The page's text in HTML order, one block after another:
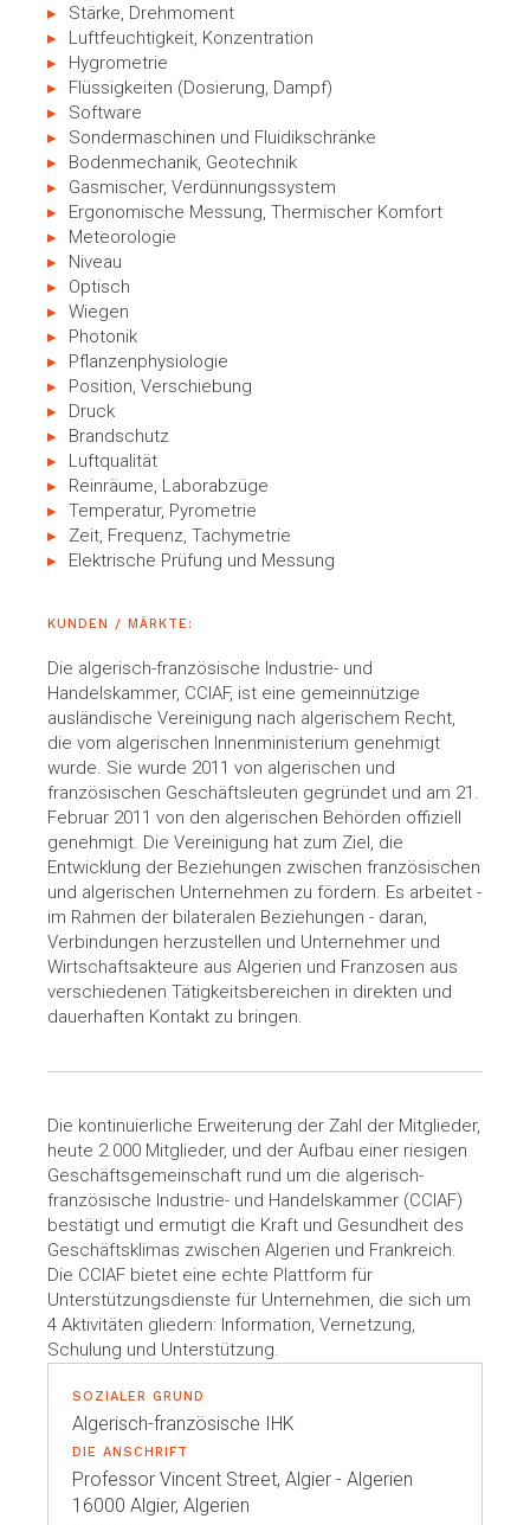
Stärke, Drehmoment
Luftfeuchtigkeit, Konzentration
Hygrometrie
Flüssigkeiten (Dosierung, Dampf)
Software
Sondermaschinen und Fluidikschränke
Bodenmechanik, Geotechnik
Gasmischer, Verdünnungssystem
Ergonomische Messung, Thermischer Komfort
Meteorologie
Niveau
Optisch
Wiegen
Photonik
Pflanzenphysiologie
Position, Verschiebung
Druck
Brandschutz
Luftqualität
Reinräume, Laborabzüge
Temperatur, Pyrometrie
Zeit, Frequenz, Tachymetrie
Elektrische Prüfung und Messung
KUNDEN / MÄRKTE:
Die algerisch-französische Industrie- und
Handelskammer, CCIAF, ist eine gemeinnützige
ausländische Vereinigung nach algerischem Recht,
die vom algerischen Innenministerium genehmigt
wurde. Sie wurde 2011 von algerischen und
französischen Geschäftsleuten gegründet und am 21.
Februar 2011 von den algerischen Behörden offiziell
genehmigt. Die Vereinigung hat zum Ziel, die
Entwicklung der Beziehungen zwischen französischen
und algerischen Unternehmen zu fördern. Es arbeitet -
im Rahmen der bilateralen Beziehungen - daran,
Verbindungen herzustellen und Unternehmer und
Wirtschaftsakteure aus Algerien und Franzosen aus
verschiedenen Tätigkeitsbereichen in direkten und
dauerhaften Kontakt zu bringen.
Die kontinuierliche Erweiterung der Zahl der Mitglieder,
heute 2.000 Mitglieder, und der Aufbau einer riesigen
Geschäftsgemeinschaft rund um die algerisch-
französische Industrie- und Handelskammer (CCIAF)
bestätigt und ermutigt die Kraft und Gesundheit des
Geschäftsklimas zwischen Algerien und Frankreich.
Die CCIAF bietet eine echte Plattform für
Unterstützungsdienste für Unternehmen, die sich um
4 Aktivitäten gliedern: Information, Vernetzung,
Schulung und Unterstützung.
SOZIALER GRUND
Algerisch-französische IHK
DIE ANSCHRIFT
Professor Vincent Street, Algier - Algerien
16000 Algier, Algerien